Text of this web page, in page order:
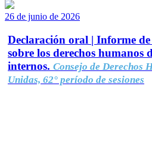
26 de junio de 2026
Declaración oral | Informe
sobre los derechos humanos
internos. Consejo de Derechos
Unidas, 62° período de sesiones